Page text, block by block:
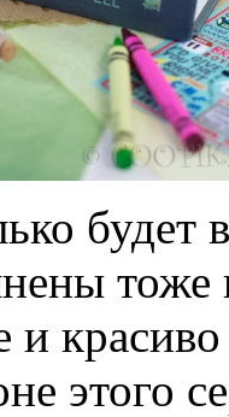
тоже
и
этого